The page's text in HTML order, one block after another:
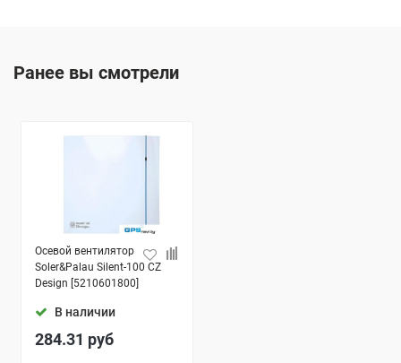
Ранее вы смотрели
Осевой вентилятор
Soler&Palau Silent-100 CZ
Design [5210601800]
В наличии
284.31 руб